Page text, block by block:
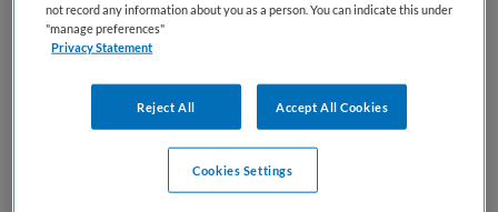
geen vacatures gevonden
not record any information about you as a person. You can indicate this under
"manage preferences"
Privacy Statement
Reject All Accept All Cookies
Cookies Settings